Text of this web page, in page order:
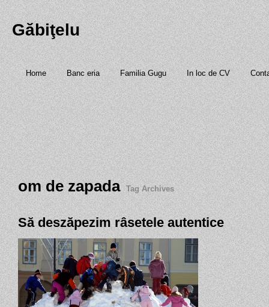
Găbiţelu
Home Banc eria Familia Gugu In loc de CV
om de zapada Tag Archives
Să deszăpezim râsetele autentice